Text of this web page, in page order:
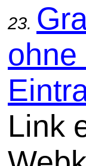
23.
ohne
Link